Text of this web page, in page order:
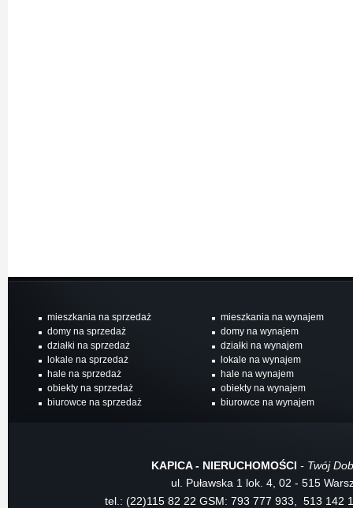
mieszkania na sprzedaż
domy na sprzedaż
działki na sprzedaż
lokale na sprzedaż
hale na sprzedaż
obiekty na sprzedaż
biurowce na sprzedaż
mieszkania na wynajem
domy na wynajem
działki na wynajem
lokale na wynajem
hale na wynajem
obiekty na wynajem
biurowce na wynajem
KAPICA - NIERUCHOMOŚCI - Twój
ul. Puławska 1 lok. 4, 02 - 515
tel.: (22)115 82 22 GSM: 793 777 933, 513 142